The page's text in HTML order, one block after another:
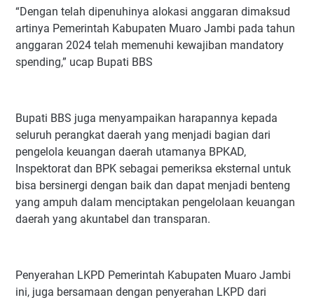
“Dengan telah dipenuhinya alokasi anggaran dimaksud
artinya Pemerintah Kabupaten Muaro Jambi pada tahun
anggaran 2024 telah memenuhi kewajiban mandatory
spending,” ucap Bupati BBS
Bupati BBS juga menyampaikan harapannya kepada
seluruh perangkat daerah yang menjadi bagian dari
pengelola keuangan daerah utamanya BPKAD,
Inspektorat dan BPK sebagai pemeriksa eksternal untuk
bisa bersinergi dengan baik dan dapat menjadi benteng
yang ampuh dalam menciptakan pengelolaan keuangan
daerah yang akuntabel dan transparan.
Penyerahan LKPD Pemerintah Kabupaten Muaro Jambi
ini, juga bersamaan dengan penyerahan LKPD dari